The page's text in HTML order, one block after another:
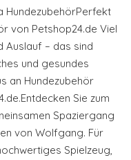
HundezubehörPerfekt
von Petshop24.de Viel
Auslauf – das sind
und gesundes
an Hundezubehör
Sie zum
Spaziergang
von Wolfgang. Für
Spielzeug,